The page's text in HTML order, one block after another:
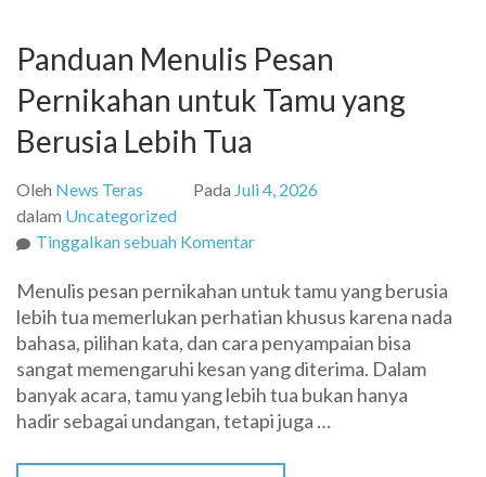
Panduan Menulis Pesan
Pernikahan untuk Tamu yang
Berusia Lebih Tua
Oleh News Teras Pada Juli 4, 2026
dalam Uncategorized
Tinggalkan sebuah Komentarpada
Menulis
Pesan
Pernikahan
untuk
Tamu
yang
Menulis pesan pernikahan untuk tamu yang berusia
lebih tua memerlukan perhatian khusus karena nada
bahasa, pilihan kata, dan cara penyampaian bisa
sangat memengaruhi kesan yang diterima. Dalam
banyak acara, tamu yang lebih tua bukan hanya
hadir sebagai undangan, tetapi juga …